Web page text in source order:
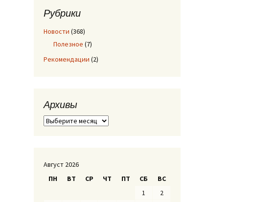
Рубрики
Новости (368)
Полезное (7)
Рекомендации (2)
Архивы
А
в
Август 2026
ПН
ВТ СР ЧТ ПТ СБ ВС
1
2